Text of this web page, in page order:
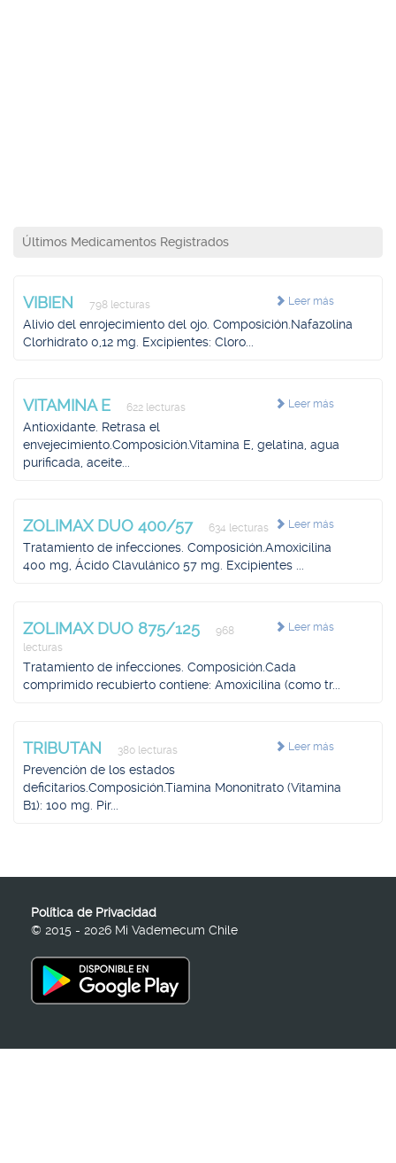
Últimos Medicamentos Registrados
Leer más
VIBIEN 798 lecturas
Alivio del enrojecimiento del ojo. Composición.Nafazolina
Clorhidrato 0,12 mg. Excipientes: Cloro...
Leer más
VITAMINA E 622 lecturas
Antioxidante. Retrasa el
envejecimiento.Composición.Vitamina E, gelatina, agua
purificada, aceite...
Leer más
ZOLIMAX DUO 400/57 634 lecturas
Tratamiento de infecciones. Composición.Amoxicilina
400 mg, Ácido Clavulánico 57 mg. Excipientes ...
Leer más
ZOLIMAX DUO 875/125
968
lecturas
Tratamiento de infecciones. Composición.Cada
comprimido recubierto contiene: Amoxicilina (como tr...
Leer más
TRIBUTAN 380 lecturas
Prevención de los estados
deficitarios.Composición.Tiamina Mononitrato (Vitamina
B1): 100 mg. Pir...
Política de Privacidad
© 2015 - 2026 Mi Vademecum Chile